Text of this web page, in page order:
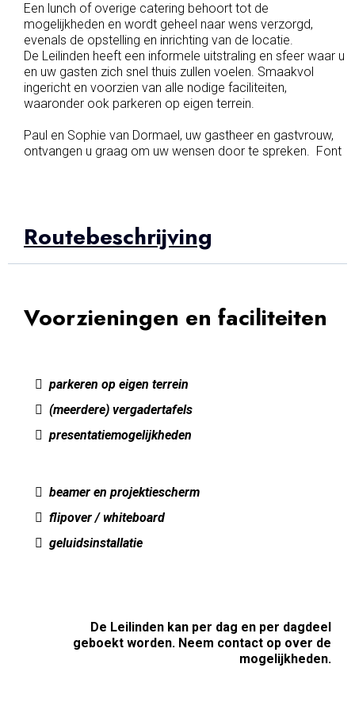
Een lunch of overige catering behoort tot de
mogelijkheden en wordt geheel naar wens verzorgd,
evenals de opstelling en inrichting van de locatie.
De Leilinden heeft een informele uitstraling en sfeer waar u
en uw gasten zich snel thuis zullen voelen. Smaakvol
ingericht en voorzien van alle nodige faciliteiten,
waaronder ook parkeren op eigen terrein.
Paul en Sophie van Dormael, uw gastheer en gastvrouw,
ontvangen u graag om uw wensen door te spreken. Font
Routebeschrijving
Voorzieningen en faciliteiten
parkeren op eigen terrein
(meerdere) vergadertafels
presentatiemogelijkheden
beamer en projektiescherm
flipover / whiteboard
geluidsinstallatie
De Leilinden kan per dag en per dagdeel
geboekt worden. Neem contact op over de
mogelijkheden.